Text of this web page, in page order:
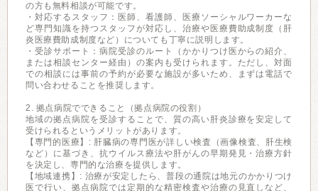
の方も無料相談が可能です。
・対応するスタッフ：医師、看護師、医療ソーシャルワーカーな
ど専門知識を持つスタッフが対応し、治療や医療費助成制度（肝
炎医療費助成制度など）についても丁寧に説明します。
・受診サポート：病院受診のルート（かかりつけ医からの紹介、
または相談センター経由）の案内も受けられます。ただし、対面
での相談には事前の予約が必要な施設が多いため、まずは電話で
問い合わせることを推奨します。
2. 拠点病院でできること（拠点病院の役割）
地域の拠点病院を受診することで、質の高い肝炎診療を安定して
受けられるというメリットがあります。
【専門的医療】: 肝臓病の専門医が詳しい検査（画像検査、肝生検
など）に基づき、抗ウイルス療法や肝がんの早期発見・治療方針
を決定し、専門的な治療を提供します。
【地域連携】: 治療が安定したら、普段の通院は地元のかかりつけ
医で行い、拠点病院では定期的な精密検査や治療の見直しなど、